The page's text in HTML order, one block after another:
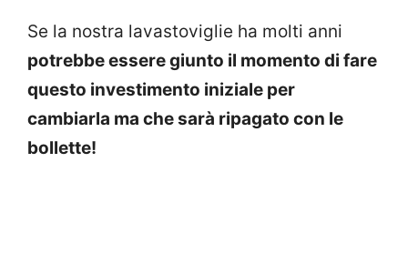
Se la nostra lavastoviglie ha molti anni
potrebbe essere giunto il momento di fare
questo investimento iniziale per
cambiarla ma che sarà ripagato con le
bollette!